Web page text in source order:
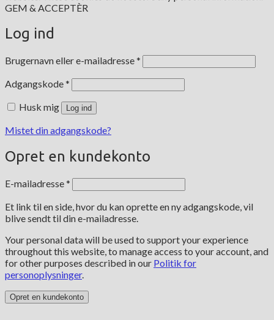
GEM & ACCEPTÈR
Log ind
Brugernavn eller e-mailadresse*
Adgangskode*
Husk mig Log ind
Mistet din adgangskode?
Opret en kundekonto
E-mailadresse*
Et link til en side, hvor du kan oprette en ny adgangskode, vil
blive sendt til din e-mailadresse.
Your personal data will be used to support your experience
throughout this website, to manage access to your account, and
for other purposes described in our Politik for
personoplysninger.
Opret en kundekonto